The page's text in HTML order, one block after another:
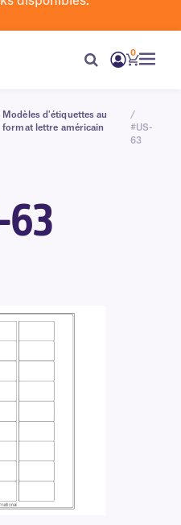
0
Modèles d'étiquettes au
format lettre américain
/
#US-
63
63